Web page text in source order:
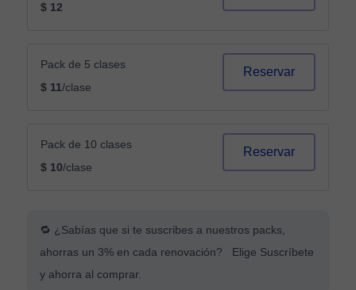
$ 12
Pack de 5 clases
$ 11/clase
Reservar
Pack de 10 clases
$ 10/clase
Reservar
🔁 ¿Sabías que si te suscribes a nuestros packs,
ahorras un 3% en cada renovación? Elige Suscríbete
y ahorra al comprar.